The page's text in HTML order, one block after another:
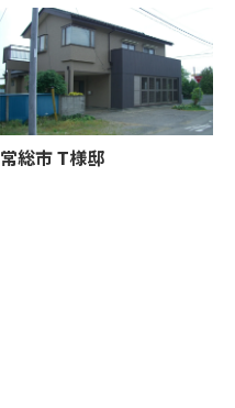
常総市 T様邸